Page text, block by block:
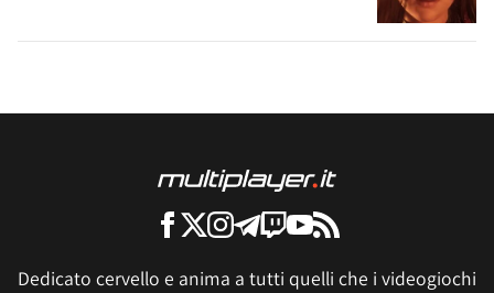
Dedicato cervello e anima a tutti quelli che i videogiochi